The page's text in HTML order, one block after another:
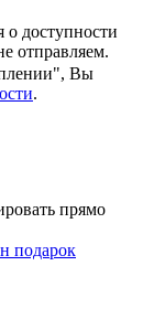
доступности
отправляем.
Вы
.
прямо
подарок